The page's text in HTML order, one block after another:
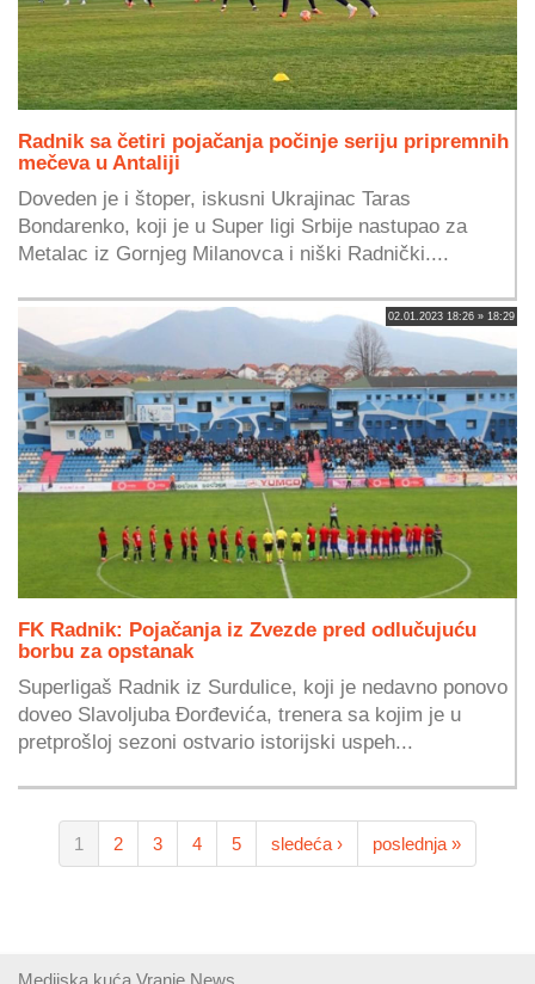
Radnik sa četiri pojačanja počinje seriju pripremnih
mečeva u Antaliji
Doveden je i štoper, iskusni Ukrajinac Taras
Bondarenko, koji je u Super ligi Srbije nastupao za
Metalac iz Gornjeg Milanovca i niški Radnički....
02.01.2023 18:26 » 18:29
FK Radnik: Pojačanja iz Zvezde pred odlučujuću
borbu za opstanak
Superligaš Radnik iz Surdulice, koji je nedavno ponovo
doveo Slavoljuba Đorđevića, trenera sa kojim je u
pretprošloj sezoni ostvario istorijski uspeh...
1 2 3 4 5 sledeća › poslednja »
Medijska kuća Vranje News